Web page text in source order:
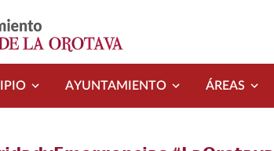
AYUNTAMIENTO ÁREAS